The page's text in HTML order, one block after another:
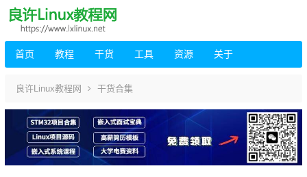
首页 教程 干货 工具 资源 关于
良许Linux教程网 干货合集